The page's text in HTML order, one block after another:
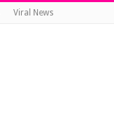
Viral News